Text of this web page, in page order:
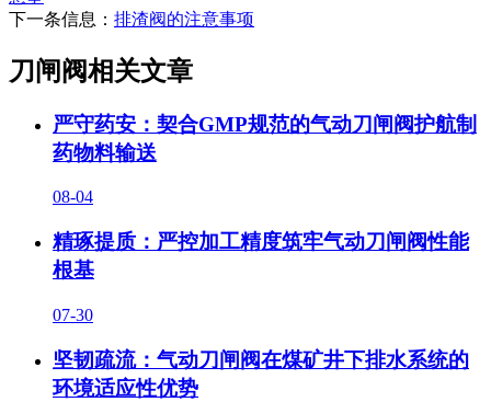
下一条信息： 排渣阀的注意事项
刀闸阀相关文章
严守药安：契合GMP规范的气动刀闸阀护航制
药物料输送
08-04
精琢提质：严控加工精度筑牢气动刀闸阀性能
根基
07-30
坚韧疏流：气动刀闸阀在煤矿井下排水系统的
环境适应性优势